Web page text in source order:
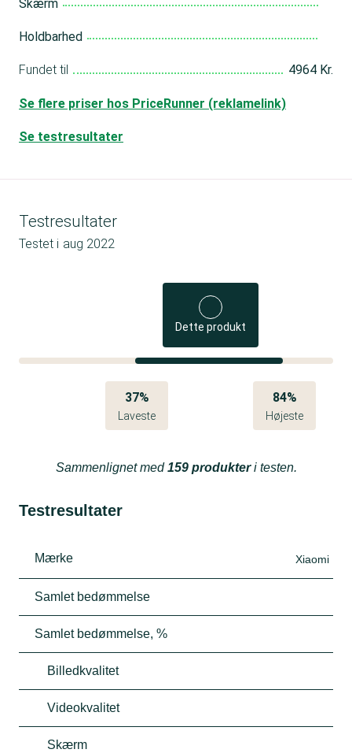
Skærm
Holdbarhed
Fundet til 4964 Kr.
Se flere priser hos PriceRunner (reklamelink)
Se testresultater
Testresultater
Testet i aug 2022
Dette produkt
37%
Laveste
84%
Højeste
Sammenlignet med159 produkteri testen.
Testresultater
Mærke Xiaomi
Samlet bedømmelse
Samlet bedømmelse, %
Billedkvalitet
Videokvalitet
Skærm